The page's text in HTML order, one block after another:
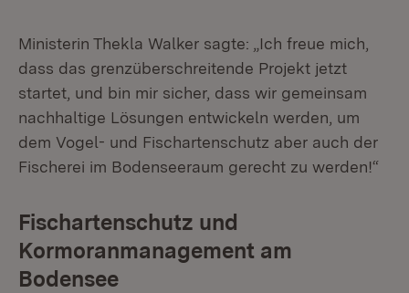
Ministerin Thekla Walker sagte: „Ich freue mich,
dass das grenzüberschreitende Projekt jetzt
startet, und bin mir sicher, dass wir gemeinsam
nachhaltige Lösungen entwickeln werden, um
dem Vogel- und Fischartenschutz aber auch der
Fischerei im Bodenseeraum gerecht zu werden!“
Fischartenschutz und
Kormoranmanagement am
Bodensee